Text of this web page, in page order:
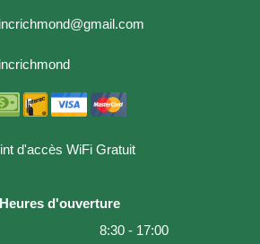
d'accès WiFi Gratuit
Heures d'ouverture
8:30 - 17:00